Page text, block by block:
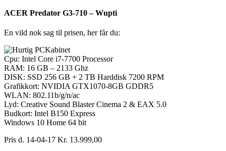
ACER Predator G3-710 – Wupti
En vild nok sag til prisen, her får du:
Kabinet
Cpu: Intel Core i7-7700 Processor
RAM: 16 GB – 2133 Ghz
DISK: SSD 256 GB + 2 TB Harddisk 7200 RPM
Grafikkort: NVIDIA GTX1070-8GB GDDR5
WLAN: 802.11b/g/n/ac
Lyd: Creative Sound Blaster Cinema 2 & EAX 5.0
Budkort: Intel B150 Express
Windows 10 Home 64 bit
Pris d. 14-04-17 Kr. 13.999,00